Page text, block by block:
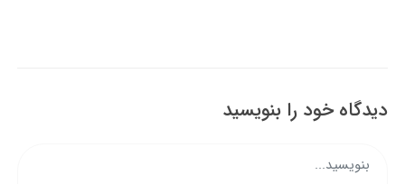
دیدگاه خود را بنویسید